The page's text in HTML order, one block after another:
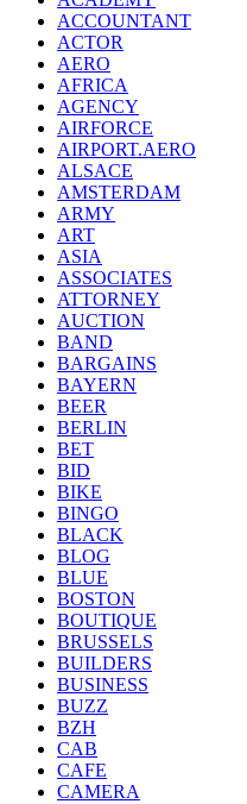
ACCOUNTANT
ACTOR
AERO
AFRICA
AGENCY
AIRFORCE
AIRPORT.AERO
ALSACE
AMSTERDAM
ARMY
ART
ASIA
ASSOCIATES
ATTORNEY
AUCTION
BAND
BARGAINS
BAYERN
BEER
BERLIN
BET
BID
BIKE
BINGO
BLACK
BLOG
BLUE
BOSTON
BOUTIQUE
BRUSSELS
BUILDERS
BUSINESS
BUZZ
BZH
CAB
CAFE
CAMERA